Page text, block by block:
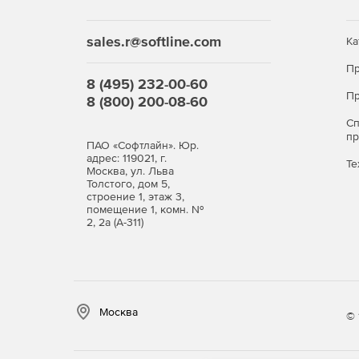
Установка с помощью групповых политик.
Поддерживаемые операционные системы:
Windows 7, 8, 8.1, 10 или Windows Server 2012,
Ubuntu/Xubuntu/Lubuntu 16.04, 18.04, 20.04
Astra Linux
РЕД ОС
sales.r@softline.com
8 (495) 232-00-60
8 (800) 200-08-60
ПАО «Софтлайн». Юр.
адрес: 119021, г.
Москва, ул. Льва
Толстого, дом 5,
строение 1, этаж 3,
помещение 1, комн. №
2, 2а (А-311)
Москва ©